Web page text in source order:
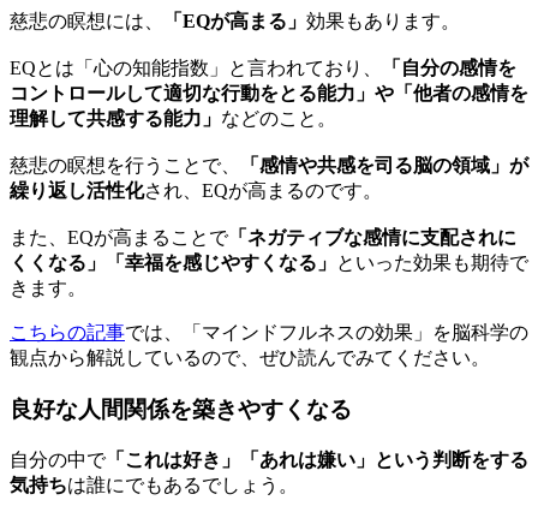
慈悲の瞑想には、 「EQが高まる」 効果もあります。
EQとは「心の知能指数」と言われており、
「自分の感情を
コントロールして適切な行動をとる能力」や「他者の感情を
理解して共感する能力」 などのこと。
慈悲の瞑想を行うことで、
「感情や共感を司る脳の領域」が
繰り返し活性化され、EQが高まるのです。
また、EQが高まることで「ネガティブな感情に支配されに
くくなる」「幸福を感じやすくなる」 といった効果も期待で
きます。
こちらの記事では、「マインドフルネスの効果」を脳科学の
観点から解説しているので、ぜひ読んでみてください。
良好な人間関係を築きやすくなる
自分の中で「これは好き」「あれは嫌い」という判断をする
気持ちは誰にでもあるでしょう。